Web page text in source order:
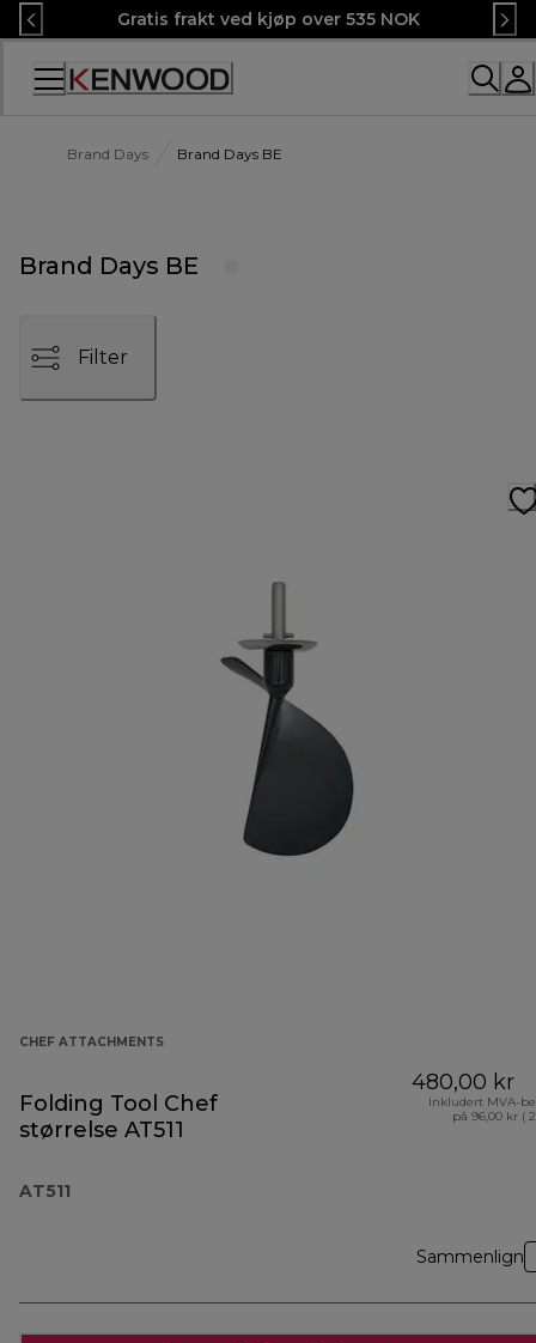
Skip
to
Content
Gratis frakt ved kjøp over 535 NOK
Brand Days Brand Days BE
Brand Days BE
Filter
CHEF ATTACHMENTS
Folding Tool Chef
størrelse AT511
AT511
480,00 kr
Inkludert MVA-
på 96,00 kr (
Sammenlign